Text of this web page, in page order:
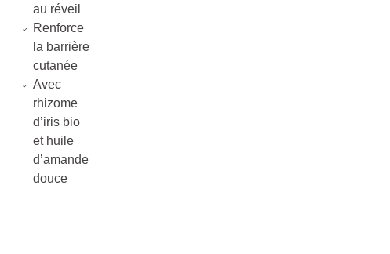
au réveil
Renforce
la barrière
cutanée
Avec
rhizome
d’iris bio
et huile
d’amande
douce